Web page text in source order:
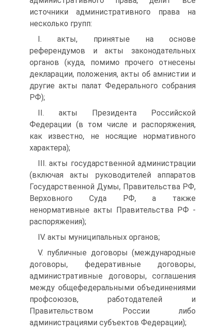
источники административного права на
несколько групп:
I. акты, принятые на основе
референдумов и акты законодательных
органов (куда, помимо прочего отнесены
декларации, положения, акты об амнистии и
другие акты палат Федерального собрания
РФ);
II. акты Президента Российской
Федерации (в том числе и распоряжения,
как известно, не носящие нормативного
характера);
III. акты государственной администрации
(включая акты руководителей аппаратов
Государственной Думы, Правительства РФ,
Верховного Суда РФ, а также
ненормативные акты Правительства РФ -
распоряжения);
IV. акты муниципальных органов;
V. публичные договоры (международные
договоры, федеративные договоры,
административные договоры, соглашения
между общефедеральными объединениями
профсоюзов, работодателей и
Правительством России либо
администрациями субъектов Федерации);